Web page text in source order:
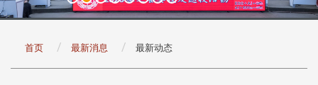
首页 最新消息 最新动态